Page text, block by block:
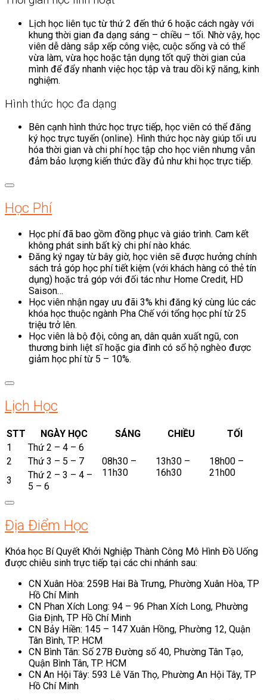
Lịch học liên tục từ thứ 2 đến thứ 6 hoặc cách ngày với
khung thời gian đa dạng sáng – chiều – tối. Nhờ vậy, học
viên dễ dàng sắp xếp công việc, cuộc sống và có thể
vừa làm, vừa học hoặc tận dụng tốt quỹ thời gian của
mình để đẩy nhanh việc học tập và trau dồi kỹ năng, kinh
nghiệm.
Hình thức học đa dạng
Bên cạnh hình thức học trực tiếp, học viên có thể đăng
ký học trực tuyến (online). Hình thức học này giúp tối ưu
hóa thời gian và chi phí học tập cho học viên nhưng vẫn
đảm bảo lượng kiến thức đầy đủ như khi học trực tiếp.
Học Phí
Học phí đã bao gồm đồng phục và giáo trình. Cam kết
không phát sinh bất kỳ chi phí nào khác.
Đăng ký ngay từ bây giờ, học viên sẽ được hưởng chính
sách trả góp học phí tiết kiệm (với khách hàng có thẻ tín
dụng) hoặc trả góp với đối tác như Home Credit, HD
Saison…
Học viên nhận ngay ưu đãi 3% khi đăng ký cùng lúc các
khóa học thuộc ngành Pha Chế với tổng học phí từ 25
triệu trở lên.
Học viên là bộ đội, công an, dân quân xuất ngũ, con
thương binh liệt sĩ hoặc gia đình có sổ hộ nghèo được
giảm học phí từ 5 – 10%.
Lịch Học
STT NGÀY HỌC SÁNG CHIỀU
TỐI
1
Thứ 2 – 4 – 6
08h30 –
11h30
13h30 –
16h30
18h00 –
21h00
2
Thứ 3 – 5 – 7
3
Thứ 2 – 3 – 4 –
5 – 6
Địa Điểm Học
Khóa học Bí Quyết Khởi Nghiệp Thành Công Mô Hình Đồ Uống
được chiêu sinh trực tiếp tại các chi nhánh sau:
CN Xuân Hòa: 259B Hai Bà Trưng, Phường Xuân Hòa, TP
Hồ Chí Minh
CN Phan Xích Long: 94 – 96 Phan Xích Long, Phường
Gia Định, TP Hồ Chí Minh
CN Bảy Hiền: 145 – 147 Xuân Hồng, Phường 12, Quận
Tân Bình, TP. HCM
CN Bình Tân: Số 27B Đường số 40, Phường Tân Tạo,
Quận Bình Tân, TP. HCM
CN An Hội Tây: 593 Lê Văn Thọ, Phường An Hội Tây, TP
Hồ Chí Minh